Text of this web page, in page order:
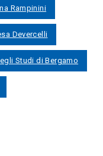
Rampinini
Devercelli
Studi di Bergamo